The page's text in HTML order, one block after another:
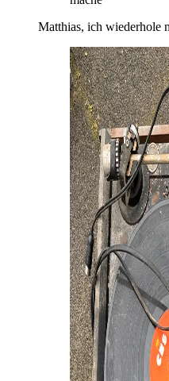
Matthias, ich wiederhole